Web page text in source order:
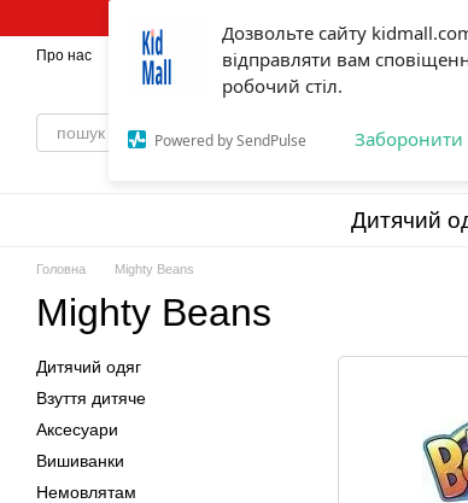
Дозвольте сайту
відправляти вам
робочий стіл.
Powered by SendPulse Заборонити
Про нас Оплата і доставка Обмін та повернення
Дитячий
Головна Mighty Beans
Mighty Beans
Дитячий одяг
Взуття дитяче
Аксесуари
Вишиванки
Немовлятам